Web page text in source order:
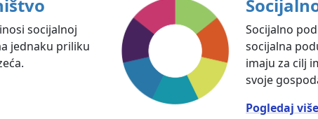
socijalnoj
jednaku priliku
Socijalno
socijalna
imaju za cilj
svoje
Pogledaj više